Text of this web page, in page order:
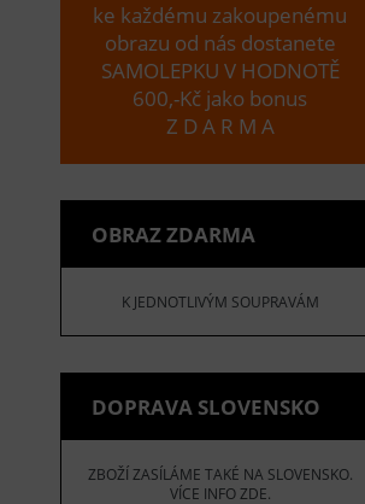
ke každému zakoupenému
obrazu od nás dostanete
SAMOLEPKU V HODNOTĚ
600,-Kč jako bonus
Z D A R M A
OBRAZ ZDARMA
K JEDNOTLIVÝM SOUPRAVÁM
DOPRAVA SLOVENSKO
ZBOŽÍ ZASÍLÁME TAKÉ NA SLOVENSKO.
VÍCE INFO ZDE.